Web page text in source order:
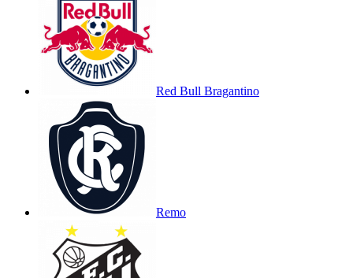
Red Bull Bragantino
Remo